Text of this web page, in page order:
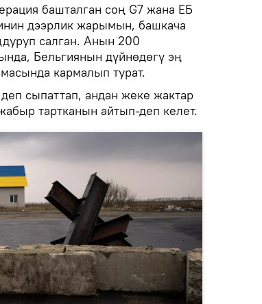
башталган соң G7 жана ЕБ
дээрлик жарымын, башкача
салган. Анын 200
Бельгиянын дүйнөдөгү эң
кармалып турат.
сыпаттап, андан жеке жактар
тартканын айтып-деп келет.